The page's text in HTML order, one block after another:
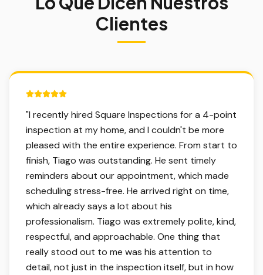
Clientes
5 out of 5 stars.
"I recently hired Square Inspections for a 4-point
inspection at my home, and I couldn't be more
pleased with the entire experience. From start to
finish, Tiago was outstanding. He sent timely
reminders about our appointment, which made
scheduling stress-free. He arrived right on time,
which already says a lot about his
professionalism. Tiago was extremely polite, kind,
respectful, and approachable. One thing that
really stood out to me was his attention to
detail, not just in the inspection itself, but in how